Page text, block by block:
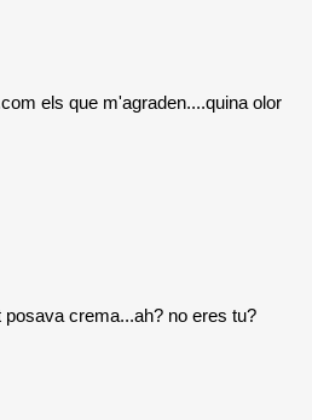
els que m'agraden....quina olor
crema...ah? no eres tu?